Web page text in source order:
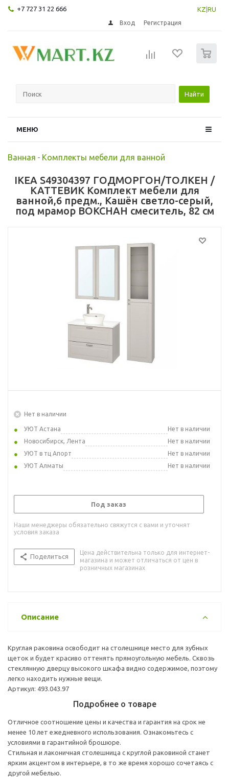
+7 727 31 22 666 KZ RU
Вход Регистрация
Найти
МЕНЮ
Ванная - Комплекты мебели для ванной
IKEA S49304397 ГОДМОРГОН/ТОЛКЕН /
КАТТЕВИК Комплект мебели для
ванной,6 предм., Кашён светло-серый,
под мрамор ВОКСНАН смеситель, 82 см
Нет в наличии
УЮТ Астана
Нет в наличии
Новосибирск, Лента
Нет в наличии
УЮТ в тц Апорт
Нет в наличии
УЮТ Алматы
Нет в наличии
Под заказ
Наши менеджеры обязательно свяжутся с вами и уточнят
условия заказа
Поделиться
Цена действительна только для интернет-
магазина и может отличаться от цен в
розничных магазинах
Описание
Круглая раковина освободит на столешнице место для зубных
щеток и будет красиво оттенять прямоугольную мебель. Сквозь
стеклянную дверцу высокого шкафа видно содержимое, поэтому
легко находить нужные вещи.
Артикул: 493.043.97
Подробнее о товаре
Отличное соотношение цены и качества и гарантия на срок не
менее 10 лет ежедневного использования. Ознакомьтесь с
условиями в гарантийной брошюре.
Стильная и лаконичная столешница с круглой раковиной станет
ярким акцентом в интерьере, в то же время хорошо сочетаясь с
другой мебелью.